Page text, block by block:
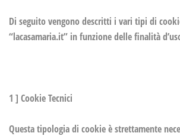
Di seguito vengono descritti i vari tipi di
“lacasamaria.it” in funzione delle finalità
1 ] Cookie Tecnici
Questa tipologia di cookie è strettamente